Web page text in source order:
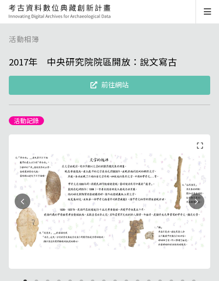
活動相簿
2017年 中央研究院院區開放：說文寫古
前往網站
活動記錄